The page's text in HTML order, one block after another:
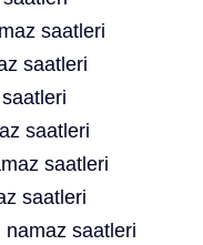
saatleri
saatleri
saatleri
saatleri
saatleri
namaz saatleri